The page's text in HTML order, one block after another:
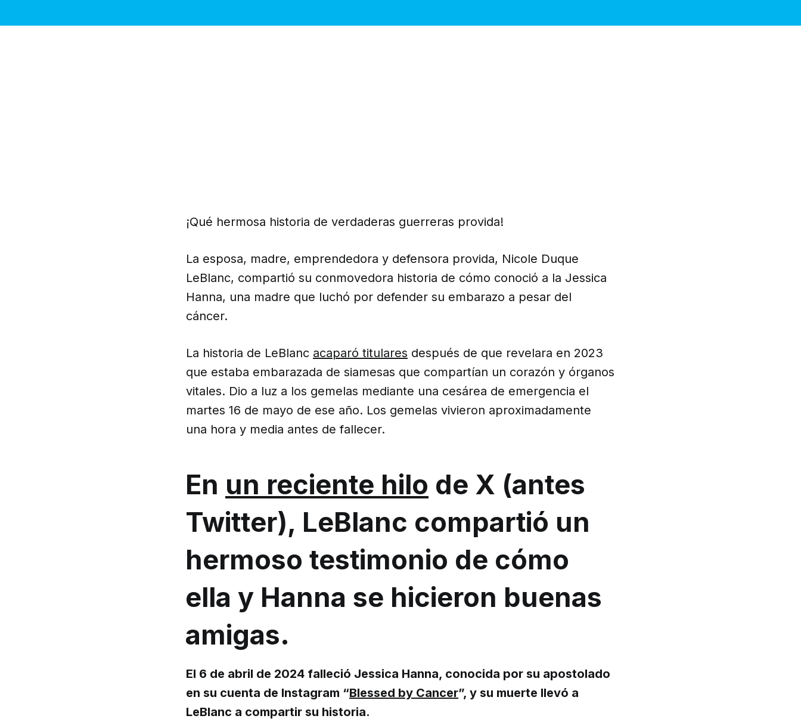
¡Qué hermosa historia de verdaderas guerreras provida!
La esposa, madre, emprendedora y defensora provida, Nicole Duque
LeBlanc, compartió su conmovedora historia de cómo conoció a la Jessica
Hanna, una madre que luchó por defender su embarazo a pesar del
cáncer.
La historia de LeBlanc acaparó titulares después de que revelara en 2023
que estaba embarazada de siamesas que compartían un corazón y órganos
vitales. Dio a luz a los gemelas mediante una cesárea de emergencia el
martes 16 de mayo de ese año. Los gemelas vivieron aproximadamente
una hora y media antes de fallecer.
En un reciente hilo de X (antes
Twitter), LeBlanc compartió un
hermoso testimonio de cómo
ella y Hanna se hicieron buenas
amigas.
El 6 de abril de 2024 falleció Jessica Hanna, conocida por su apostolado
en su cuenta de Instagram “Blessed by Cancer”, y su muerte llevó a
LeBlanc a compartir su historia.